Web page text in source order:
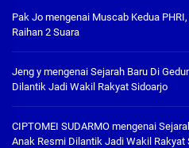
Pak Jo mengenai Muscab Kedua
Raihan 2 Suara
Jeng y mengenai Sejarah Baru Di
Dilantik Jadi Wakil Rakyat Sidoarjo
CIPTOMEI SUDARMO mengenai
Anak Resmi Dilantik Jadi Wakil Rakyat